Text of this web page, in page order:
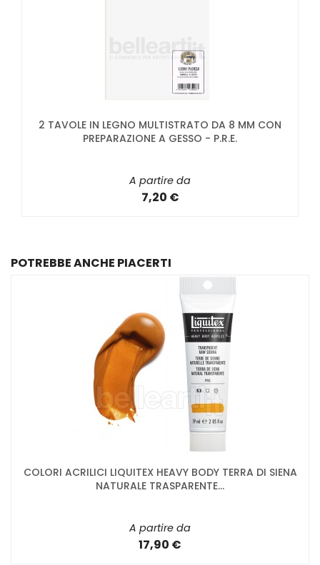
2 TAVOLE IN LEGNO MULTISTRATO DA 8 MM CON
PREPARAZIONE A GESSO - P.R.E.
A partire da
7,20 €
POTREBBE ANCHE PIACERTI
COLORI ACRILICI LIQUITEX HEAVY BODY TERRA DI SIENA
NATURALE TRASPARENTE...
A partire da
17,90 €